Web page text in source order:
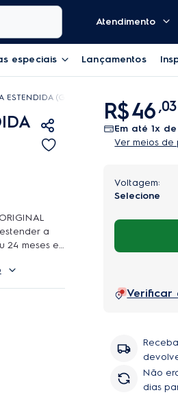
Atendimento
especiais Lançamentos
ESTENDIDA (GC58V)
a
24 meses e
é ilimitado e
quantos
R$46 ,03
em até 1x de
Ver meios
Verificar
Não
dias